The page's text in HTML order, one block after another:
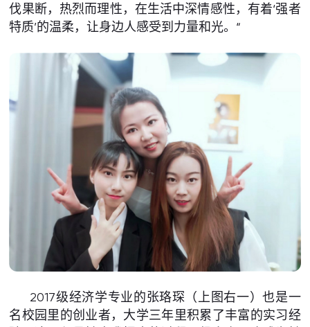
伐果断，热烈而理性，在生活中深情感性，有着‘强者
特质’的温柔，让身边人感受到力量和光。“
2017级经济学专业的张珞琛（上图右一）也是一
名校园里的创业者，大学三年里积累了丰富的实习经